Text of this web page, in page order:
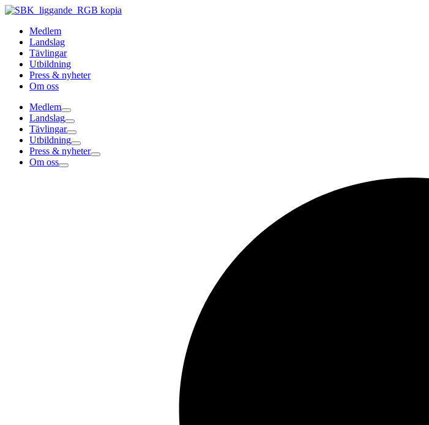
Hoppa
innehållMedlem
Landslag
Tävlingar
Utbildning
Press & nyheter
Om oss
Medlem
Landslag
Tävlingar
Utbildning
Press & nyheter
Om oss